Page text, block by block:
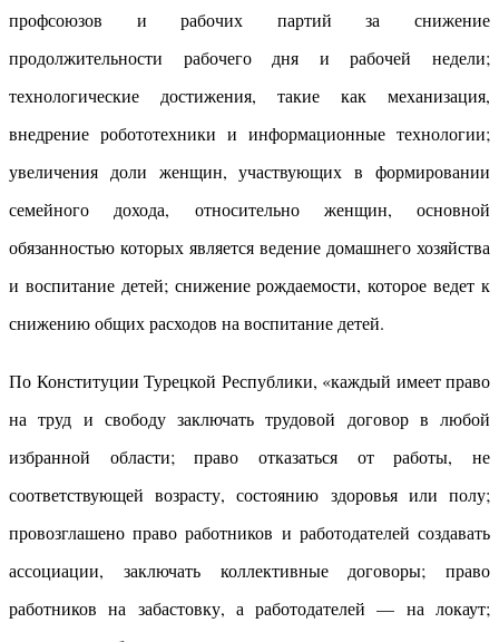
профсоюзов и рабочих партий за снижение
продолжительности рабочего дня и рабочей недели;
технологические достижения, такие как механизация,
внедрение робототехники и информационные технологии;
увеличения доли женщин, участвующих в формировании
семейного дохода, относительно женщин, основной
обязанностью которых является ведение домашнего хозяйства
и воспитание детей; снижение рождаемости, которое ведет к
снижению общих расходов на воспитание детей.
По Конституции Турецкой Республики, «каждый имеет право
на труд и свободу заключать трудовой договор в любой
избранной области; право отказаться от работы, не
соответствующей возрасту, состоянию здоровья или полу;
провозглашено право работников и работодателей создавать
ассоциации, заключать коллективные договоры; право
работников на забастовку, а работодателей — на локаут;